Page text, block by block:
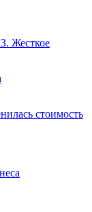
Жесткое
стоимость